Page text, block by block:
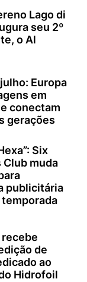
Lago di
seu 2º
o Al
Europa
em
conectam
gerações
Six
muda
publicitária
recebe
de
ao
Hidrofoil